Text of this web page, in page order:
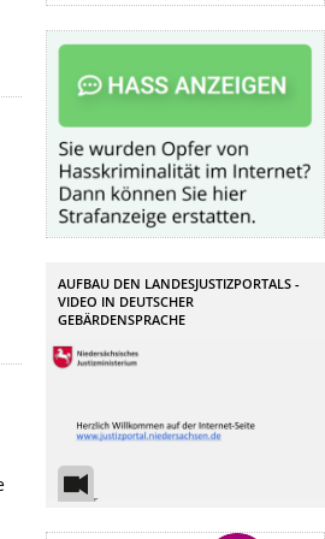
AUFBAU DEN LANDESJUSTIZPORTALS -
VIDEO IN DEUTSCHER
GEBÄRDENSPRACHE